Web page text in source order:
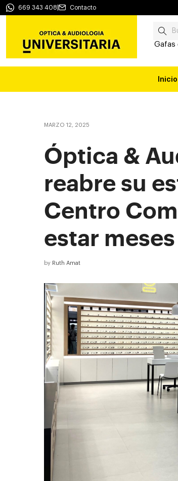
669 343 408 Contacto
Gafas
Inicio
MARZO 12, 2025
Óptica &
reabre su
Centro
estar
by Ruth Amat